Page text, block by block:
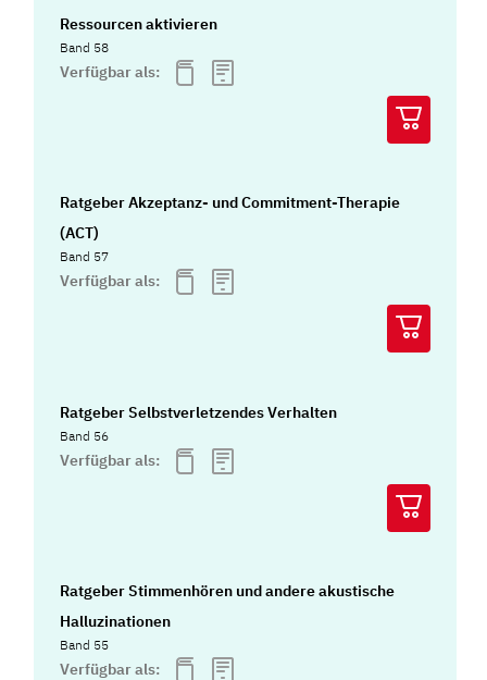
Ressourcen aktivieren
Band 58
Verfügbar als:
Ratgeber Akzeptanz- und Commitment-Therapie
(ACT)
Band 57
Verfügbar als:
Ratgeber Selbstverletzendes Verhalten
Band 56
Verfügbar als:
Ratgeber Stimmenhören und andere akustische
Halluzinationen
Band 55
Verfügbar als: